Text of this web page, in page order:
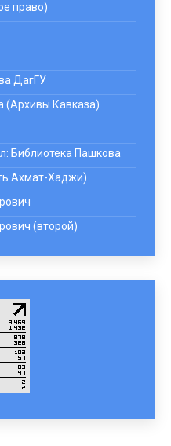
право)
ДагГУ
(Архивы Кавказа)
Библиотека Пашкова
Ахмат-Хаджи)
(второй)